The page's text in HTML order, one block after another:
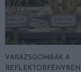
VARÁZSGOMBÁK A